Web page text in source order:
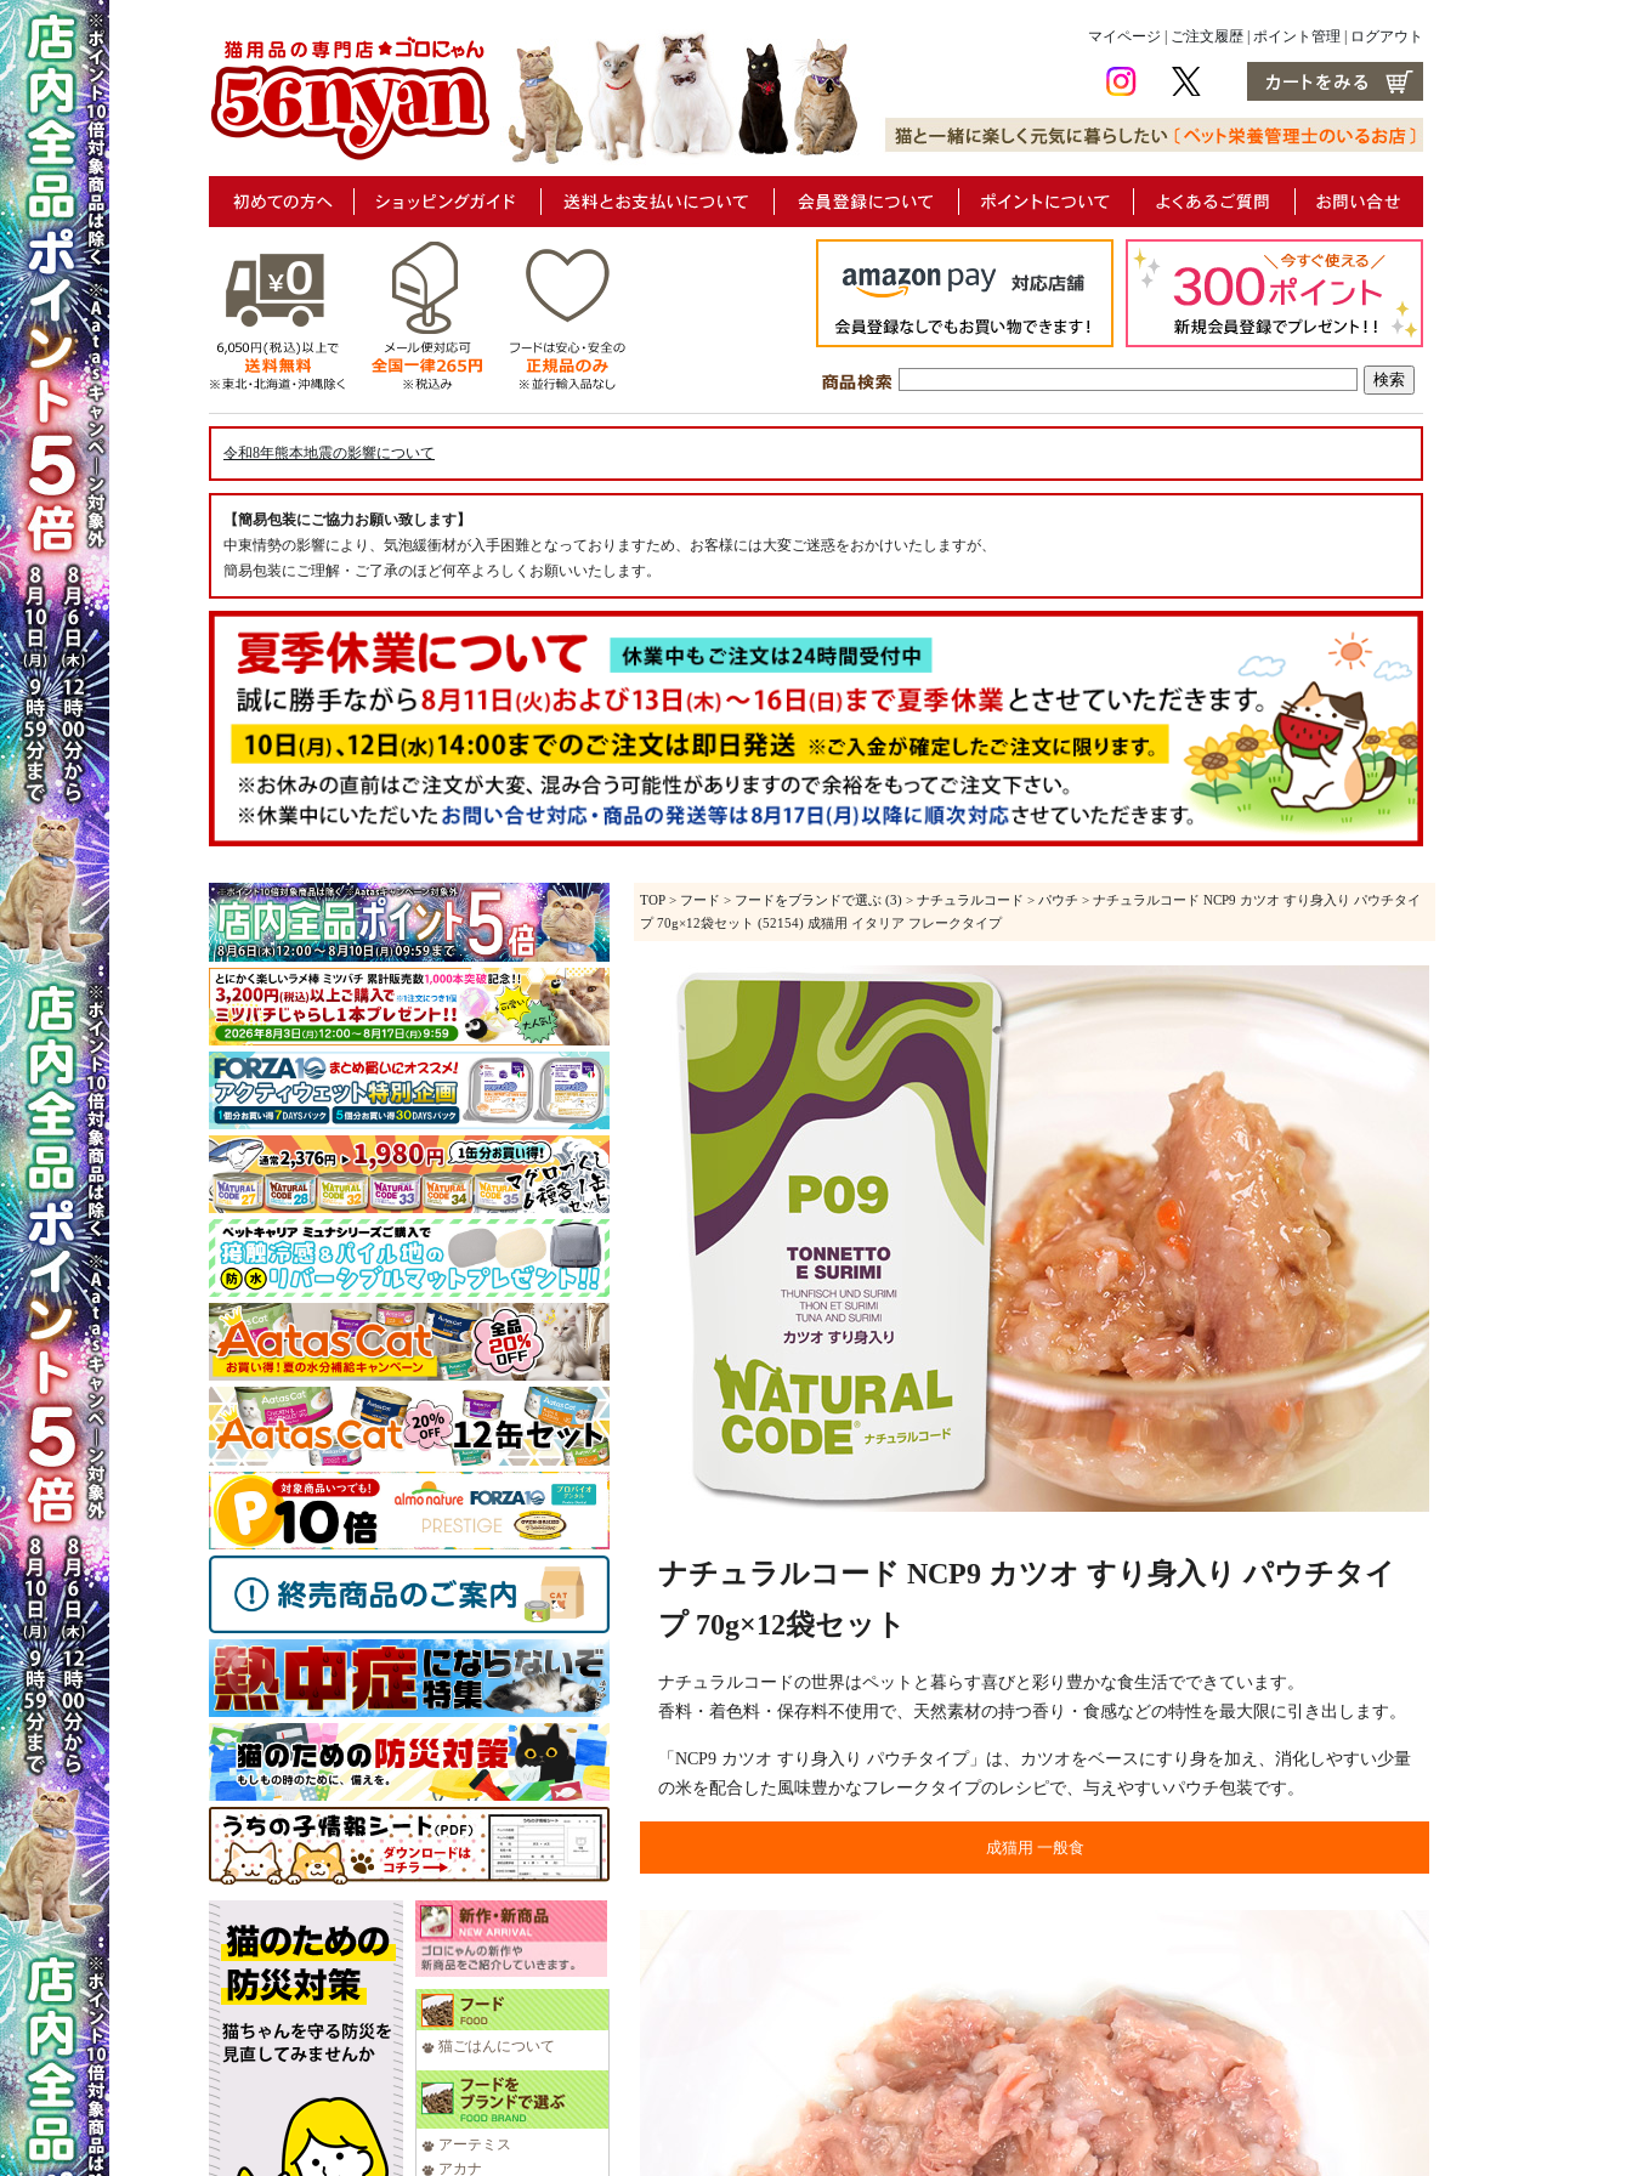
マイページ ご注文履歴 ポイント管理 ログアウト
令和8年熊本地震の影響について
【簡易包装にご協力お願い致します】
中東情勢の影響により、気泡緩衝材が入手困難となっておりますため、お客様には大変ご迷惑をおかけいたしますが、
簡易包装にご理解・ご了承のほど何卒よろしくお願いいたします。
猫ごはんについて
アーテミス
アカナ
TOP > フード > フードをブランドで選ぶ (3) > ナチュラルコード > パウチ > ナチュラルコード NCP9 カツオ すり身入り パウチタイ
プ 70g×12袋セット (52154) 成猫用 イタリア フレークタイプ
ナチュラルコード NCP9 カツオ すり身入り パウチタイ
プ 70g×12袋セット
ナチュラルコードの世界はペットと暮らす喜びと彩り豊かな食生活でできています。
香料・着色料・保存料不使用で、天然素材の持つ香り・食感などの特性を最大限に引き出します。
「NCP9 カツオ すり身入り パウチタイプ」は、カツオをベースにすり身を加え、消化しやすい少量
の米を配合した風味豊かなフレークタイプのレシピで、与えやすいパウチ包装です。
成猫用 一般食